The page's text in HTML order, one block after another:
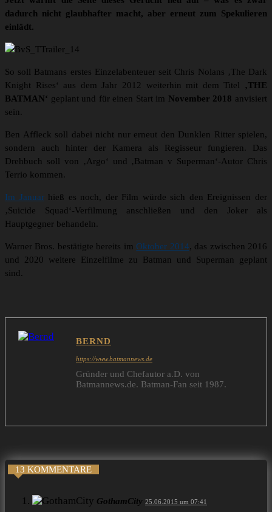
dadurch nicht glaubhafter macht, aber erneut zum Spekulieren
einlädt.
So soll Batmans erstes Einzelabenteuer seit Chris Nolans ‚The Dark
Knight Rises‘ aus dem Jahr 2012 weiterhin mit dem Titel
‚THE
BATMAN‘ geplant und für einen Start im November 2018 anvisiert
sein.
Ben Affleck soll dabei nicht nur erneut den Dunklen Ritter spielen,
sondern auch hinter der Kamera als Regisseur fungieren. Das
Drehbuch soll von ‚Argo‘ und ‚Batman v Superman‘-Autor Chris
Terrio kommen.
Im Januarhieß es noch, der Film würde sich den Ereignissen der
‚Suicide Squad‘-Verfilmung anschließen und den Joker als
Hauptgegner behandeln.
Warner Bros. bestätigte bereits imOktober 2014, das zwischen 2016
und 2020 weitere Einzelfilme zu Batman und Superman geplant
sind.
BERND
https://www.batmannews.de
Gründer und Chefautor a.D. von
Batmannews.de. Batman-Fan seit 1987.
13 KOMMENTARE
GothamCity 25.06.2015 um 07:41